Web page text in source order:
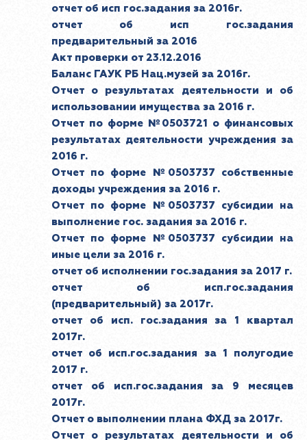
отчет об исп гос.задания за 2016г.
отчет об исп гос.задания
предварительный за 2016
Акт проверки от 23.12.2016
Баланс ГАУК РБ Нац.музей за 2016г.
Отчет о результатах деятельности и об
использовании имущества за 2016 г.
Отчет по форме №0503721 о финансовых
результатах деятельности учреждения за
2016 г.
Отчет по форме №0503737 собственные
доходы учреждения за 2016 г.
Отчет по форме №0503737 субсидии на
выполнение гос. задания за 2016 г.
Отчет по форме №0503737 субсидии на
иные цели за 2016 г.
отчет об исполнении гос.задания за 2017 г.
отчет об исп.гос.задания
(предварительный) за 2017г.
отчет об исп. гос.задания за 1 квартал
2017г.
отчет об исп.гос.задания за 1 полугодие
2017 г.
отчет об исп.гос.задания за 9 месяцев
2017г.
Отчет о выполнении плана ФХД за 2017г.
Отчет о результатах деятельности и об